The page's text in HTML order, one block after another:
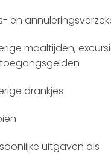
en
maaltijden,
drankjes
uitgaven als